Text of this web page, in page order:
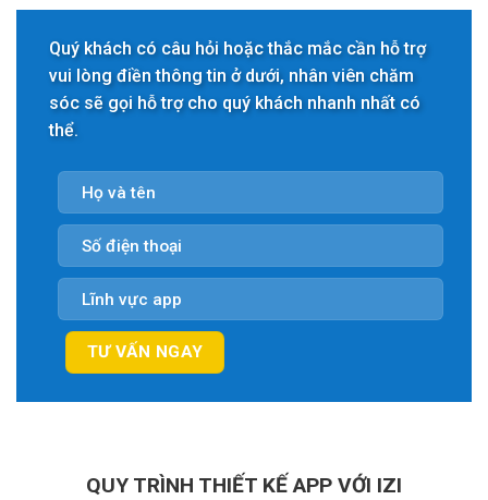
Quý khách có câu hỏi hoặc thắc mắc cần hỗ trợ
vui lòng điền thông tin ở dưới, nhân viên chăm
sóc sẽ gọi hỗ trợ cho quý khách nhanh nhất có
thể.
QUY TRÌNH THIẾT KẾ APP VỚI IZI